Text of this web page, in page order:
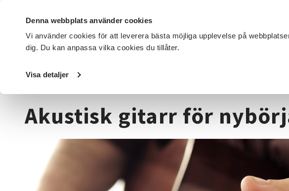
Denna webbplats använder cookies
Vi använder cookies för att leverera bästa möjliga upplevelse på
dig. Du kan anpassa vilka cookies du tillåter.
Visa detaljer
DET HÄR GÖR VI FÖR DIG SOM SÖK KURSER OCH EVENEMANG
Startsida / Kurser och evenemang
Akustisk gitarr för